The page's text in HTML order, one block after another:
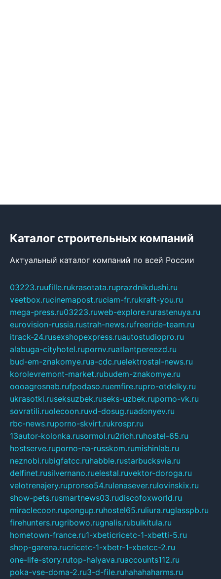
Каталог строительных компаний
Актуальный каталог компаний по всей России
03223.ruufille.rukrasotata.ruprazdnikdushi.ru
veetbox.rucinemapost.ruciam-fr.rukraft-you.ru
mega-press.ru03223.ruweb-explore.rurastenuya.ru
eurovision-russia.rustrah-news.rufreeride-team.ru
itrack-24.rusexshopexpress.ruautostudiopro.ru
alabuga-cityhotel.rupornv.ruatlantpereezd.ru
bud-em-znakomye.rua-cdc.ruelektrostal-news.ru
korolevremont-market.rubudem-znakomye.ru
oooagrosnab.rufpodaso.ruemfire.rupro-otdelky.ru
ukrasotki.ruseksuzbek.ruseks-uzbek.ruporno-vk.ru
sovratili.ruolecoon.ruvd-dosug.ruadonyev.ru
rbc-news.ruporno-skvirt.rukrospr.ru
13autor-kolonka.rusormol.ru2rich.ruhostel-65.ru
hostserve.ruporno-na-russkom.rumishinlab.ru
neznobi.rubigfatcc.ruhabble.rustarbucksvia.ru
delfinet.rusilvernano.ruelestal.ruvektor-doroga.ru
velotrenajery.rupronso54.rulenasever.rulovinskix.ru
show-pets.rusmartnews03.rudiscofoxworld.ru
miraclecoon.rupongup.ruhostel65.ruliura.ruglasspb.ru
firehunters.rugribowo.rugnalis.rubulkitula.ru
hometown-france.ru1-xbeticricetc-1-xbetti-5.ru
shop-garena.rucricetc-1-xbetr-1-xbetcc-2.ru
one-life-story.rutop-halyava.ruaccounts112.ru
poka-vse-doma-2.ru3-d-file.ruhahahaharms.ru